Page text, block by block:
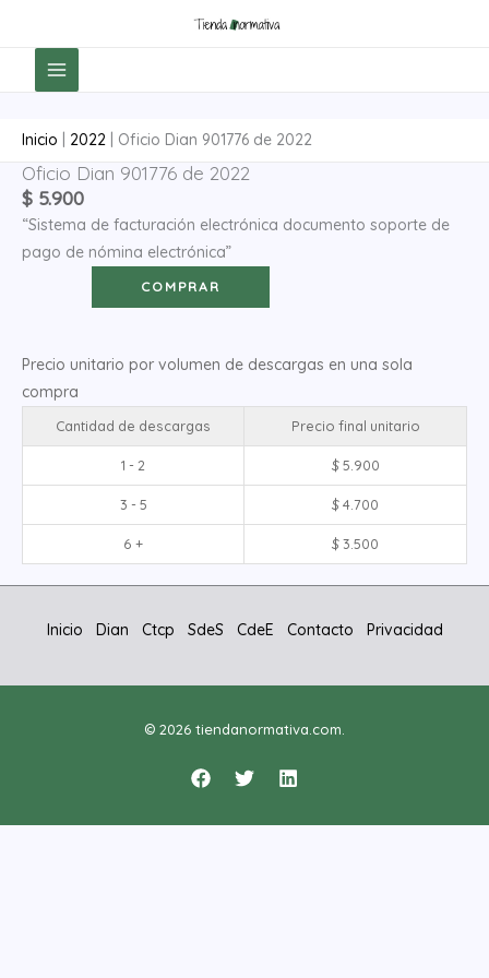
contenido
Inicio 2022 Oficio Dian 901776 de 2022
Oficio Dian 901776 de 2022
$ 5.900
“Sistema de facturación electrónica documento soporte de
pago de nómina electrónica”
Oficio
Dian
901776
de
COMPRAR
Precio unitario por volumen de descargas en una sola
compra
Cantidad de descargas Precio final unitario
1 - 2 $5.900
3 - 5 $4.700
6 + $3.500
Inicio Dian Ctcp SdeS CdeE Contacto Privacidad
© 2026 tiendanormativa.com.